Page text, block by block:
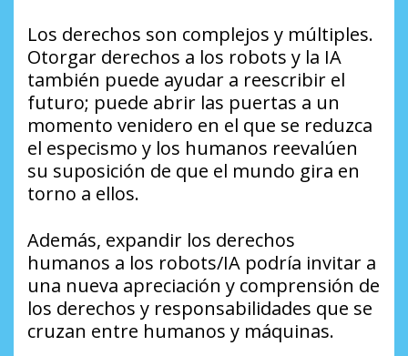
Los derechos son complejos y múltiples.
Otorgar derechos a los robots y la IA
también puede ayudar a reescribir el
futuro; puede abrir las puertas a un
momento venidero en el que se reduzca
el especismo y los humanos reevalúen
su suposición de que el mundo gira en
torno a ellos.
Además, expandir los derechos
humanos a los robots/IA podría invitar a
una nueva apreciación y comprensión de
los derechos y responsabilidades que se
cruzan entre humanos y máquinas.